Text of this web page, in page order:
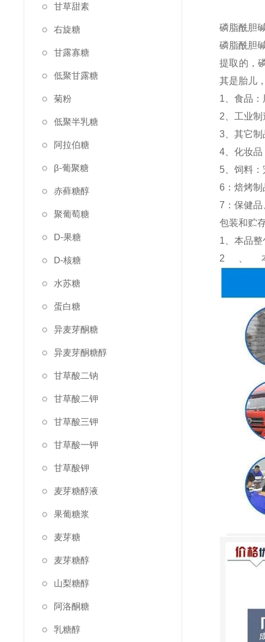
甘草甜素
右旋糖
甘露寡糖
低聚甘露糖
菊粉
低聚半乳糖
阿拉伯糖
β-葡聚糖
赤藓糖醇
聚葡萄糖
D-果糖
D-核糖
水苏糖
蛋白糖
异麦芽酮糖
异麦芽酮糖醇
甘草酸二钠
甘草酸二钾
甘草酸三钾
甘草酸一钾
甘草酸钾
麦芽糖醇液
果葡糖浆
麦芽糖
麦芽糖醇
山梨糖醇
阿洛酮糖
乳糖醇
磷脂酰胆
磷脂酰胆
提取的，
其是胎儿
1、食品
2、工业
3、其它
4、化妆
5、饲料
6：焙烤
7：保健
包装和贮
1、本品
2、